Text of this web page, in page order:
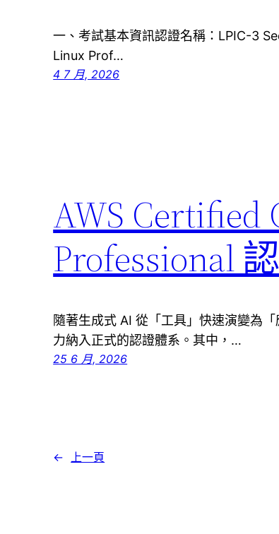
一、考試基本資訊認證名稱：LPIC-3
Linux Prof…
4 7 月, 2026
AWS Certified
Professional
隨著生成式 AI 從「工具」快速演變為
力納入正式的認證體系。其中，…
25 6 月, 2026
← 上一頁